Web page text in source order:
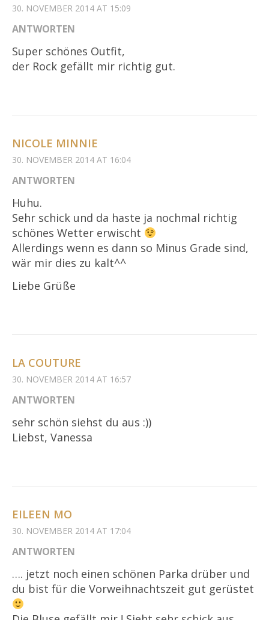
30. NOVEMBER 2014 AT 15:09
ANTWORTEN
Super schönes Outfit,
der Rock gefällt mir richtig gut.
NICOLE MINNIE
30. NOVEMBER 2014 AT 16:04
ANTWORTEN
Huhu.
Sehr schick und da haste ja nochmal richtig
schönes Wetter erwischt
Allerdings wenn es dann so Minus Grade sind,
wär mir dies zu kalt^^
Liebe Grüße
LA COUTURE
30. NOVEMBER 2014 AT 16:57
ANTWORTEN
sehr schön siehst du aus :))
Liebst, Vanessa
EILEEN MO
30. NOVEMBER 2014 AT 17:04
ANTWORTEN
…. jetzt noch einen schönen Parka drüber und
du bist für die Vorweihnachtszeit gut gerüstet